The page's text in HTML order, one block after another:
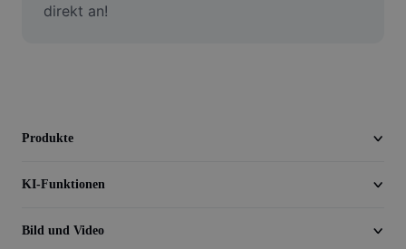
Video zuschneiden
direkt an!
Produkte
KI-Funktionen
Bild und Video